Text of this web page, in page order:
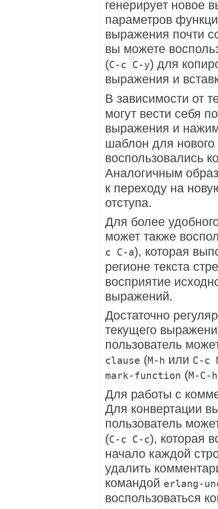
генерирует новое
параметров
выражения почти
вы можете
(C-c C-y) для
выражения и
В зависимости от
могут вести себя
выражения и
шаблон для
воспользовались
Аналогичным
к переходу на
отступа.
Для более
может также
c C-a), которая
регионе текста
восприятие
выражений.
Достаточно
текущего
пользователь
clause (M-h или C-c
mark-function (M-C-h
Для работы с
Для конвертации
пользователь
(C-c C-c), которая
начало каждой
удалить
командой erlang-
воспользоваться